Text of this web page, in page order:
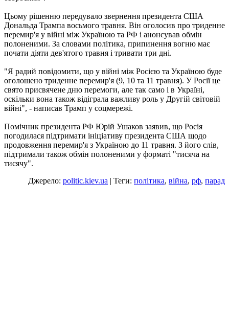
Цьому рішенню передувало звернення президента США
Дональда Трампа восьмого травня. Він оголосив про триденне
перемир'я у війні між Україною та РФ і анонсував обмін
полоненими. За словами політика, припинення вогню має
почати діяти дев'ятого травня і тривати три дні.
"Я радий повідомити, що у війні між Росією та Україною буде
оголошено триденне перемир'я (9, 10 та 11 травня). У Росії це
свято присвячене дню перемоги, але так само і в Україні,
оскільки вона також відіграла важливу роль у Другій світовій
війні", - написав Трамп у соцмережі.
Помічник президента РФ Юрій Ушаков заявив, що Росія
погодилася підтримати ініціативу президента США щодо
продовження перемир'я з Україною до 11 травня. З його слів,
підтримали також обмін полоненими у форматі "тисяча на
тисячу".
Джерело: politic.kiev.ua | Теги: політика, війна, рф, парад